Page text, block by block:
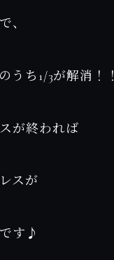
、
うち1/3が解消！！
が終われば
スが
す♪